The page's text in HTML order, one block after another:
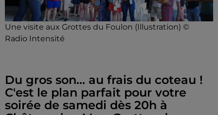
Une visite aux Grottes du Foulon (Illustration) ©
Radio Intensité
Du gros son... au frais du coteau !
C'est le plan parfait pour votre
soirée de samedi dès 20h à